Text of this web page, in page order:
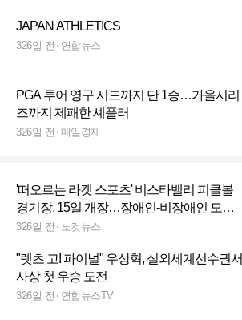
JAPAN ATHLETICS
326일 전 연합뉴스
PGA 투어 영구 시드까지 단 1승…가을시리
즈까지 제패한 셰플러
326일 전 매일경제
'떠오르는 라켓 스포츠' 비스타밸리 피클볼
경기장, 15일 개장…장애인-비장애인 모두
즐긴다
326일 전 노컷뉴스
"렛츠 고! 파이널" 우상혁, 실외세계선수권서
사상 첫 우승 도전
326일 전 연합뉴스TV